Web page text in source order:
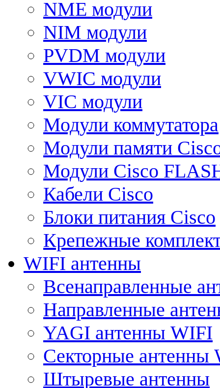
NME модули
NIM модули
PVDM модули
VWIC модули
VIC модули
Модули коммутатора
Модули памяти
Модули Cisco
Кабели Cisco
Блоки питания Cisco
Крепежные
WIFI антенны
Всенаправленные
Направленные
YAGI антенны WIFI
Секторные антенны
Штыревые антенны